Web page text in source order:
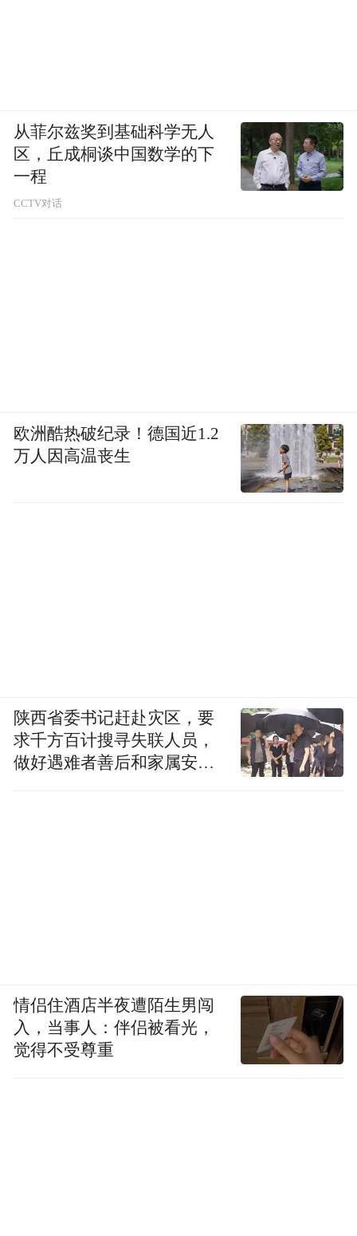
从菲尔兹奖到基础科学无人
区，丘成桐谈中国数学的下
一程
CCTV对话
欧洲酷热破纪录！德国近1.2
万人因高温丧生
陕西省委书记赶赴灾区，要
求千方百计搜寻失联人员，
做好遇难者善后和家属安抚
情侣住酒店半夜遭陌生男闯
入，当事人：伴侣被看光，
觉得不受尊重